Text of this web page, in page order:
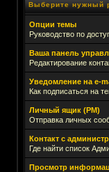
Выберите нужный
Опции темы
Руководство по
Ваша панель
Редактирование
Уведомление на e-
Как подписаться на
Личный ящик (PM)
Отправка личных
Контакт с
Где найти список
Просмотр